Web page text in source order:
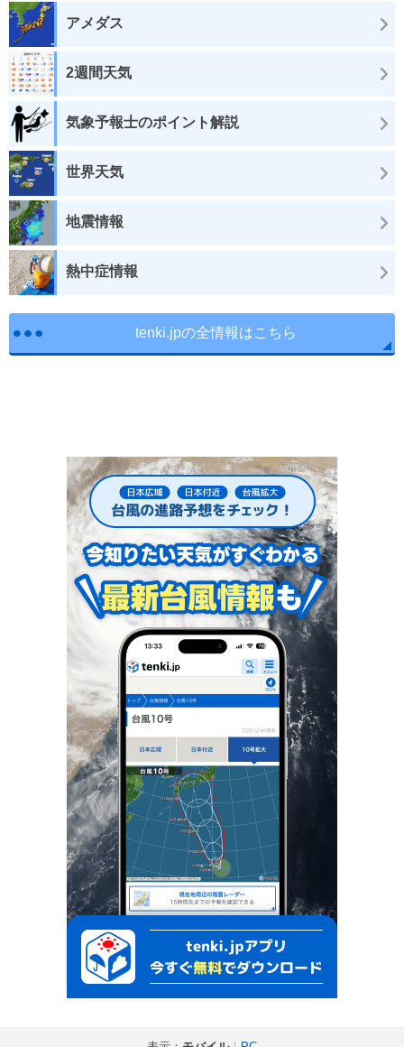
アメダス
2週間天気
気象予報士のポイント解説
世界天気
地震情報
熱中症情報
tenki.jpの全情報はこちら